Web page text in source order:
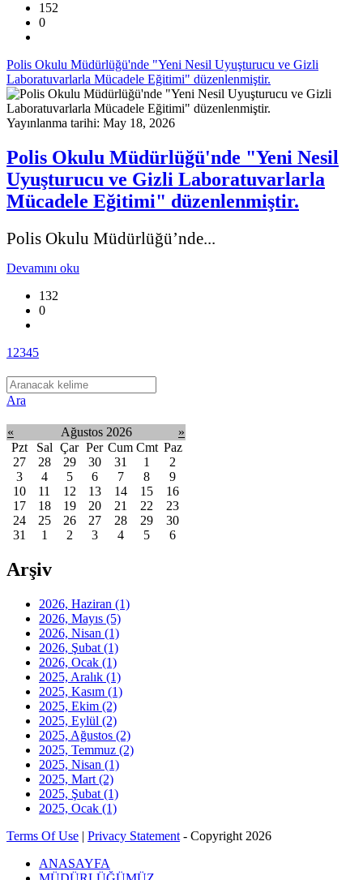
152
0
Polis Okulu Müdürlüğü'nde "Yeni Nesil Uyuşturucu ve Gizli
Laboratuvarlarla Mücadele Eğitimi" düzenlenmiştir.
Yayınlanma tarihi: May 18, 2026
Polis Okulu Müdürlüğü'nde "Yeni Nesil
Uyuşturucu ve Gizli Laboratuvarlarla
Mücadele Eğitimi" düzenlenmiştir.
Polis Okulu Müdürlüğü’nde...
Devamını oku
132
0
1 2345
Ara
« Ağustos 2026
»
Pzt
Sal Çar Per Cum Cmt Paz
27
28 29 30 31 1
2
3
4 5 6 7 8
9
10
11 12 13 14 15
16
17
18 19 20 21 22
23
24
25 26 27 28 29
30
31
1 2 3 4 5 6
Arşiv
2026, Haziran (1)
2026, Mayıs (5)
2026, Nisan (1)
2026, Şubat (1)
2026, Ocak (1)
2025, Aralık (1)
2025, Kasım (1)
2025, Ekim (2)
2025, Eylül (2)
2025, Ağustos (2)
2025, Temmuz (2)
2025, Nisan (1)
2025, Mart (2)
2025, Şubat (1)
2025, Ocak (1)
Terms Of Use | Privacy Statement - Copyright 2026
ANASAYFA